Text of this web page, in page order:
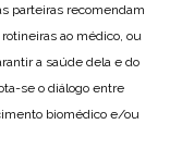
parteiras recomendam
ao médico, ou
a saúde dela e do
se o diálogo entre
biomédico e/ou